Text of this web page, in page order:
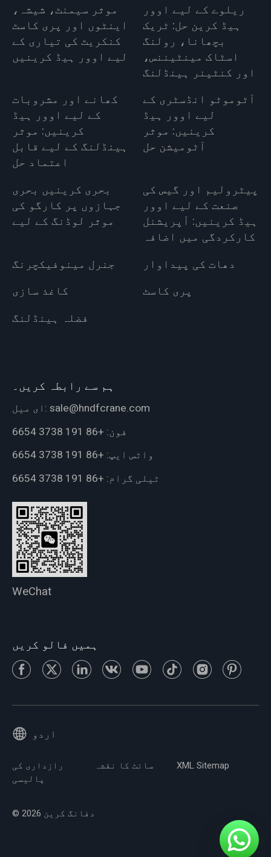
موثر سیمنٹ، شیشہ،
اینٹوں اور پری کاسٹ
کنکریٹ کی تیاری کے
لیے اوور ہیڈ کرینیں
ریلوے کے لیے اوور
ہیڈ کرین حل: ٹریک
بچھانا، رولنگ
اسٹاک مینٹیننس،
اور کنٹینر ہینڈلنگ
کھانے اور مشروبات
کے لیے اوور ہیڈ
کرینیں: موثر
ہینڈلنگ کے لیے قابل
اعتماد حل
آٹوموٹو انڈسٹری کے
لیے اوور ہیڈ
کرینیں: موثر
آٹومیشن حل
بحری کرینیں بحری
جہازوں پر کارگو کی
موثر لوڈنگ کے لیے
پیٹرولیم اور گیس کی
صنعت کے لیے اوور
ہیڈ کرینیں: آپریشنل
کارکردگی میں اضافہ
جنرل مینوفیکچرنگ
دھات کی پیداوار
کاغذ سازی
پری کاسٹ
فضلہ ہینڈلنگ
ہم سے رابطہ کریں۔
ای میل: sale@hndfcrane.com
فون: +86 191 3738 6654
واٹس ایپ: +86 191 3738 6654
ٹیلی گرام: +86 191 3738 6654
WeChat
ہمیں فالو کریں
اردو
رازداری کی
پالیسی
سائٹ کا نقشہ XML Sitemap
© 2026 دفانگ کرین